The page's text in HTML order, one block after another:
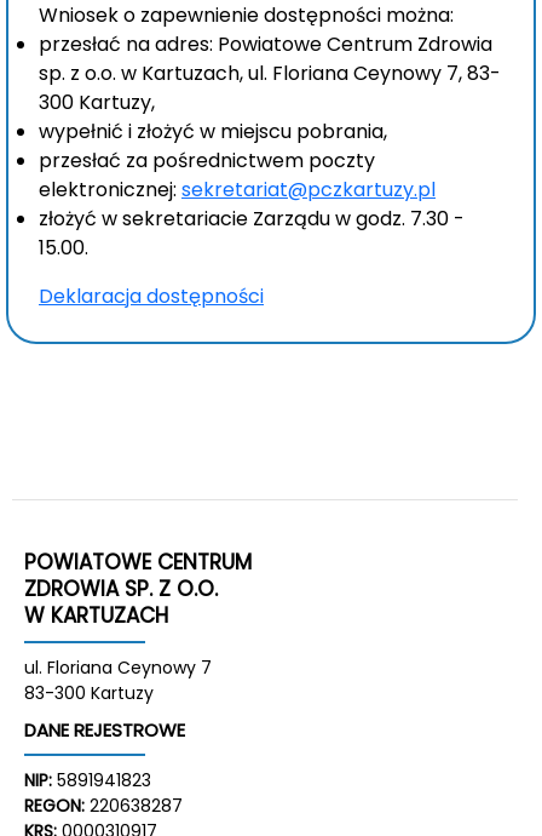
Wniosek o zapewnienie dostępności można:
przesłać na adres: Powiatowe Centrum Zdrowia
sp. z o.o. w Kartuzach, ul. Floriana Ceynowy 7, 83-
300 Kartuzy,
wypełnić i złożyć w miejscu pobrania,
przesłać za pośrednictwem poczty
elektronicznej: sekretariat@pczkartuzy.pl
złożyć w sekretariacie Zarządu w godz. 7.30 -
15.00.
Deklaracja dostępności
POWIATOWE CENTRUM
ZDROWIA SP. Z O.O.
W KARTUZACH
ul. Floriana Ceynowy 7
83-300 Kartuzy
DANE REJESTROWE
NIP: 5891941823
REGON: 220638287
KRS: 0000310917